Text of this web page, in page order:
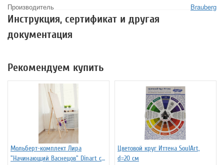
Производитель Brauberg
Инструкция, сертификат и другая
документация
Рекомендуем купить
Мольберт-комплект Лира
"Начинающий Васнецов" Dinart с
Цветовой круг Иттена SoulArt,
d=20 см